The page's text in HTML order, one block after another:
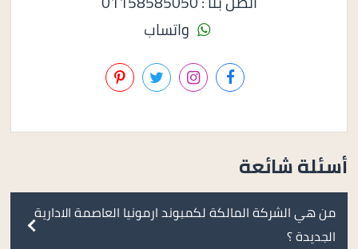
واتساب
أسئلة شائعة
من هي الشركة المالكة لكمبوند ارمونيا العاصمة الادارية
الجديدة ؟